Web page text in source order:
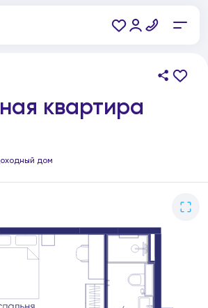
квартира
дом